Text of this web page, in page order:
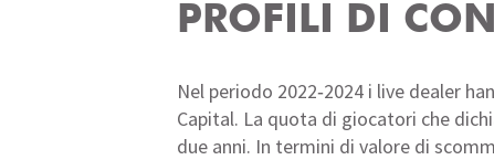
PROFILI DI
Nel periodo 2022‑2024 i live dealer
Capital. La quota di giocatori che
due anni. In termini di valore di